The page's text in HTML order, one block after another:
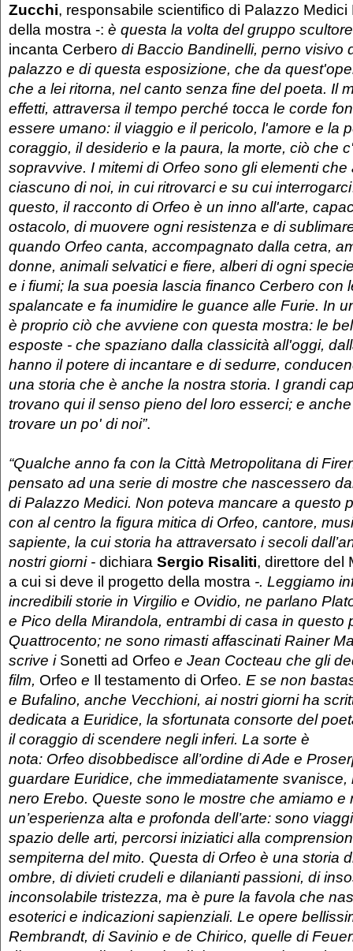
Zucchi, responsabile scientifico di Palazzo
della mostra -: è questa la volta del gruppo
incanta Cerbero di Baccio Bandinelli, perno visivo
palazzo e di questa esposizione, che da
che a lei ritorna, nel canto senza fine del poeta. Il
effetti, attraversa il tempo perché tocca le corde
essere umano: il viaggio e il pericolo, l'amore e la
coraggio, il desiderio e la paura, la morte, ciò che
sopravvive. I mitemi di Orfeo sono gli elementi
ciascuno di noi, in cui ritrovarci e su cui interrogarci
questo, il racconto di Orfeo è un inno all'arte,
ostacolo, di muovere ogni resistenza e di
quando Orfeo canta, accompagnato dalla cetra,
donne, animali selvatici e fiere, alberi di ogni
e i fiumi; la sua poesia lascia financo Cerbero con
spalancate e fa inumidire le guance alle Furie. In
è proprio ciò che avviene con questa mostra: le
esposte - che spaziano dalla classicità all'oggi,
hanno il potere di incantare e di sedurre,
una storia che è anche la nostra storia. I grandi
trovano qui il senso pieno del loro esserci; e
trovare un po' di noi”.
“Qualche anno fa con la Città Metropolitana di
pensato ad una serie di mostre che nascessero
di Palazzo Medici. Non poteva mancare a questo
con al centro la figura mitica di Orfeo, cantore,
sapiente, la cui storia ha attraversato i secoli
nostri giorni - dichiara Sergio Risaliti, direttore del
a cui si deve il progetto della mostra -. Leggiamo
incredibili storie in Virgilio e Ovidio, ne parlano
e Pico della Mirandola, entrambi di casa in questo
Quattrocento; ne sono rimasti affascinati Rainer
scrive i Sonetti ad Orfeo e Jean Cocteau che gli
film, Orfeo e Il testamento di Orfeo. E se non
e Bufalino, anche Vecchioni, ai nostri giorni ha
dedicata a Euridice, la sfortunata consorte del
il coraggio di scendere negli inferi. La sorte è
nota: Orfeo disobbedisce all’ordine di Ade e
guardare Euridice, che immediatamente svanisce,
nero Erebo. Queste sono le mostre che amiamo e
un’esperienza alta e profonda dell’arte: sono
spazio delle arti, percorsi iniziatici alla
sempiterna del mito. Questa di Orfeo è una storia
ombre, di divieti crudeli e dilanianti passioni, di
inconsolabile tristezza, ma è pure la favola che
esoterici e indicazioni sapienziali. Le opere
Rembrandt, di Savinio e de Chirico, quelle di